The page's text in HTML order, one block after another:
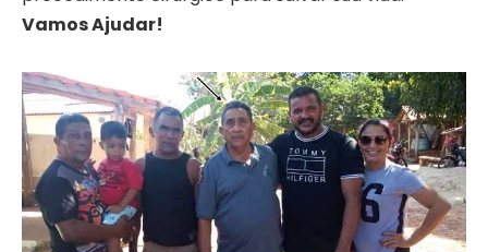
Vamos Ajudar!